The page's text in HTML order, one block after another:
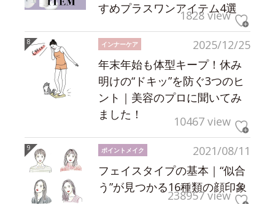
すめプラスワンアイテム4選
1828 view
2025/12/25
インナーケア
年末年始も体型キープ！休み
明けの“ドキッ”を防ぐ3つのヒ
ント｜美容のプロに聞いてみ
ました！
10467 view
2021/08/11
ポイントメイク
フェイスタイプの基本｜“似合
う”が見つかる16種類の顔印象
238957 view